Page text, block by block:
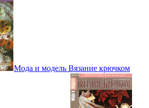
Мода и модель Вязание крючком